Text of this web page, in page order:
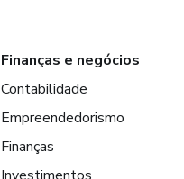
Finanças e negócios
Contabilidade
Empreendedorismo
Finanças